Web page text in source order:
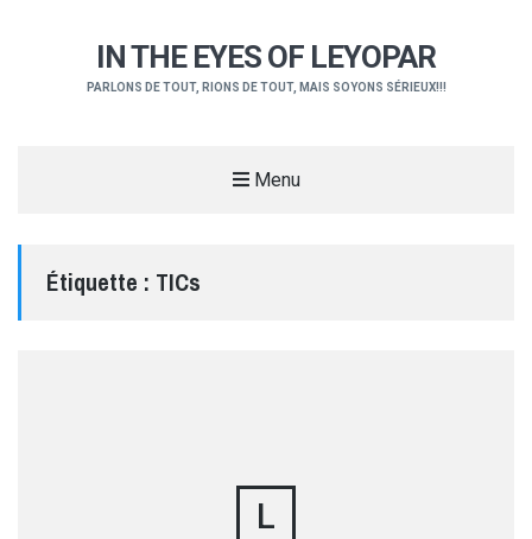
IN THE EYES OF LEYOPAR
PARLONS DE TOUT, RIONS DE TOUT, MAIS SOYONS SÉRIEUX!!!
Menu
Étiquette : TICs
L